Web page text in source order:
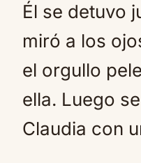
Él se detuvo
miró a los
el orgullo
ella. Luego
Claudia con